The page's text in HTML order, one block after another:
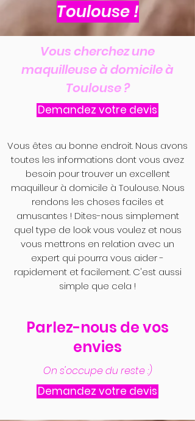
Toulouse !
Vous cherchez une
maquilleuse à domicile à
Toulouse ?
Demandez votre devis
Vous êtes au bonne endroit. Nous avons
toutes les informations dont vous avez
besoin pour trouver un excellent
maquilleur à domicile à Toulouse. Nous
rendons les choses faciles et
amusantes ! Dites-nous simplement
quel type de look vous voulez et nous
vous mettrons en relation avec un
expert qui pourra vous aider -
rapidement et facilement. C'est aussi
simple que cela !
Parlez-nous de vos
envies
On s'occupe du reste :)
Demandez votre devis